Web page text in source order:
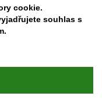
cookie.
souhlas s
práva vyhrazena.